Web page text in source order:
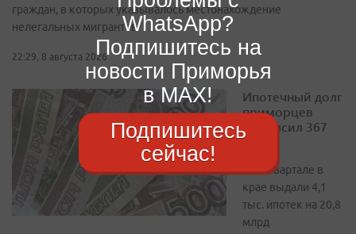
граждан, в которых указывалось местонахождение
нелегальных мигрантов
22:29, 8 августа 2026
Ипотечный долг
приморцев
превысил 367
млрд
Во II квартале в
крае выдали 4,1
тыс. ипотек на 20,8
млрд
WhatsApp?
Подпишитесь на
новости Приморья
в MAX!
Подпишитесь
сейчас!